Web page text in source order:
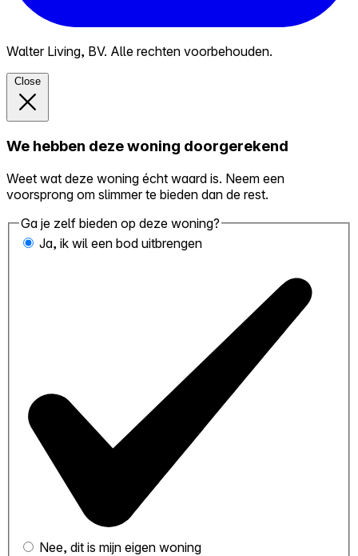
Walter Living, BV. Alle rechten voorbehouden.
Close
We hebben deze woning doorgerekend
Weet wat deze woning écht waard is. Neem een
voorsprong om slimmer te bieden dan de rest.
Ga je zelf bieden op deze woning?
Ja, ik wil een bod uitbrengen
Nee, dit is mijn eigen woning